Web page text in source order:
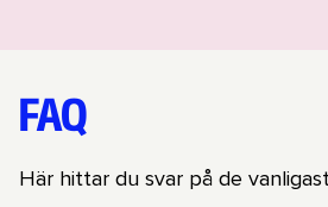
FAQ
Här hittar du svar på de